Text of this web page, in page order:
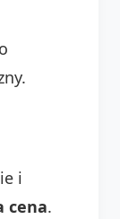
i
cena.